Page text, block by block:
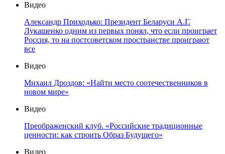
Видео
Александр Приходько: Президент Беларуси А.Г.
Лукашенко одним из первых понял, что если проиграет
Россия, то на постсоветском пространстве проиграют
все
Видео
Михаил Дроздов: «Найти место соотечественников в
новом мире»
Видео
Преображенский клуб. «Российские традиционные
ценности: как строить Образ Будущего»
Видео